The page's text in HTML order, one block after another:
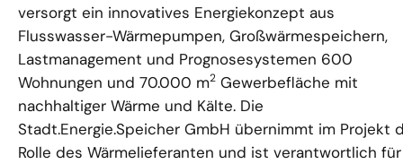
versorgt ein innovatives Energiekonzept aus
Flusswasser-Wärmepumpen, Großwärmespeichern,
Lastmanagement und Prognosesystemen 600
Wohnungen und 70.000 m2 Gewerbefläche mit
nachhaltiger Wärme und Kälte. Die
Stadt.Energie.Speicher GmbH übernimmt im Projekt
Rolle des Wärmelieferanten und ist verantwortlich für